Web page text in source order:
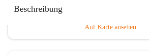
Beschreibung
Auf Karte ansehen